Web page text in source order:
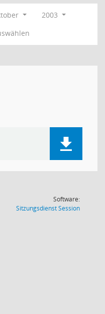
2003
Software:
SitzungsdienstSession(Wird in